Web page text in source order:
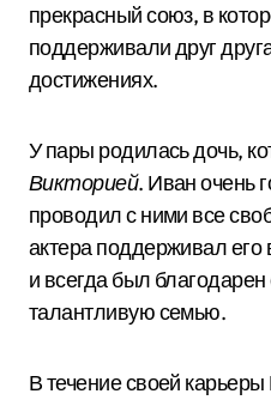
прекрасный союз, в
поддерживали друг
достижениях.
У пары родилась дочь,
Викторией. Иван очень
проводил с ними все
актера поддерживал
и всегда был благодарен
талантливую семью.
В течение своей